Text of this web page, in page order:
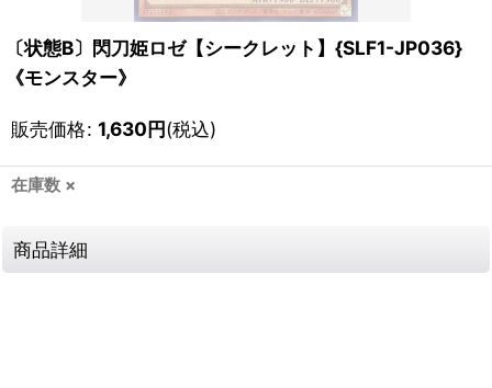
〔状態B〕閃刀姫ロゼ【シークレット】{SLF1-JP036}
《モンスター》
販売価格: 1,630円(税込)
在庫数 ×
商品詳細